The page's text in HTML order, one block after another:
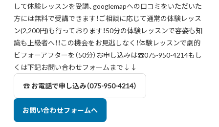
して体験レッスンを受講、googlemapへの口コミをいただいた
方には無料で受講できます！ご相談に応じて通常の体験レッス
ン(2,200円)も行っております！50分の体験レッスンで容姿も知
識も上級者へ！！この機会をお見逃しなく！体験レッスンで劇的
ビフォーアフターを（50分）お申し込みは☎︎075-950-4214もし
くは下記お問い合わせフォームまで↓↓
☎︎ お電話で申し込み（075-950-4214）
お問い合わせフォームへ